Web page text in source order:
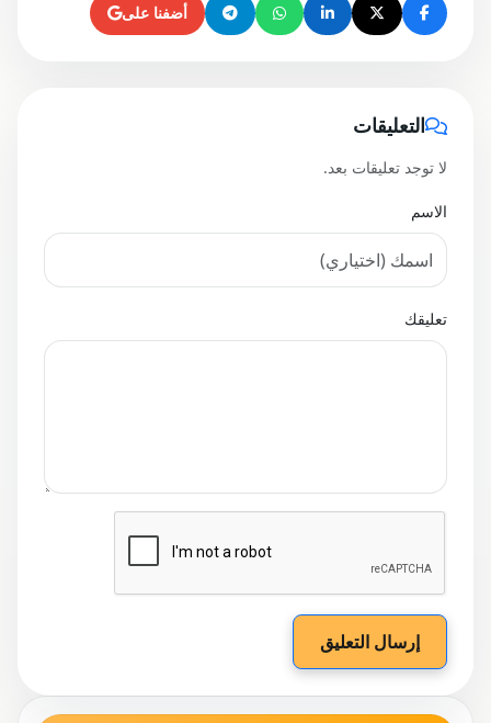
أضفنا على
التعليقات
لا توجد تعليقات بعد.
الاسم
تعليقك
إرسال التعليق